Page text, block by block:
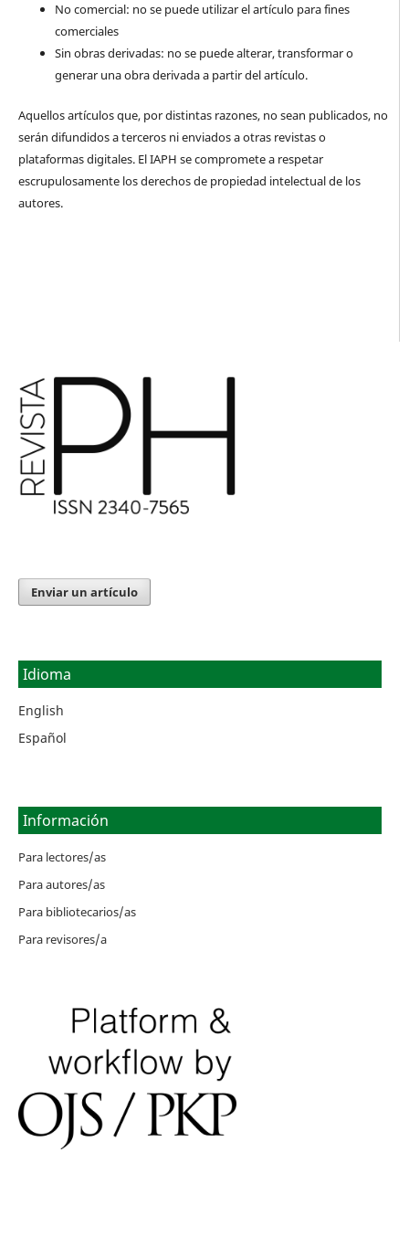
No comercial: no se puede utilizar el artículo para fines
comerciales
Sin obras derivadas: no se puede alterar, transformar o
generar una obra derivada a partir del artículo.
Aquellos artículos que, por distintas razones, no sean publicados, no
serán difundidos a terceros ni enviados a otras revistas o
plataformas digitales. El IAPH se compromete a respetar
escrupulosamente los derechos de propiedad intelectual de los
autores.
Enviar un artículo
Idioma
English
Español
Información
Para lectores/as
Para autores/as
Para bibliotecarios/as
Para revisores/a